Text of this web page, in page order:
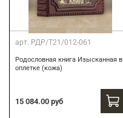
арт. РДР/Т21/012-061
Родословная книга Изысканная в
оплетке (кожа)
15 084.00 руб